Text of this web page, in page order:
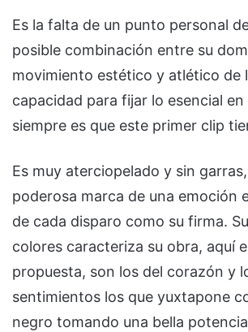
Es la falta de un punto personal
posible combinación entre su
movimiento estético y atlético de
capacidad para fijar lo esencial en
siempre es que este primer clip
Es muy aterciopelado y sin
poderosa marca de una emoción
de cada disparo como su firma.
colores caracteriza su obra, aquí
propuesta, son los del corazón y
sentimientos los que yuxtapone
negro tomando una bella